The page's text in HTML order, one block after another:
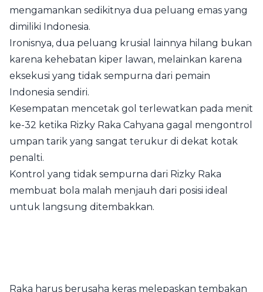
mengamankan sedikitnya dua peluang emas yang
dimiliki Indonesia.
Ironisnya, dua peluang krusial lainnya hilang bukan
karena kehebatan kiper lawan, melainkan karena
eksekusi yang tidak sempurna dari pemain
Indonesia sendiri.
Kesempatan mencetak gol terlewatkan pada menit
ke-32 ketika Rizky Raka Cahyana gagal mengontrol
umpan tarik yang sangat terukur di dekat kotak
penalti.
Kontrol yang tidak sempurna dari Rizky Raka
membuat bola malah menjauh dari posisi ideal
untuk langsung ditembakkan.
Raka harus berusaha keras melepaskan tembakan